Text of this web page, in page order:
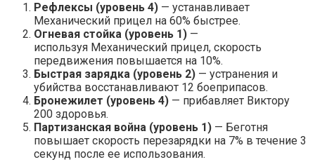
Рефлексы (уровень 4) — устанавливает
Механический прицел на 60% быстрее.
Огневая стойка (уровень 1) —
используя Механический прицел, скорость
передвижения повышается на 10%.
Быстрая зарядка (уровень 2) — устранения и
убийства восстанавливают 12 боеприпасов.
Бронежилет (уровень 4) — прибавляет Виктору
200 здоровья.
Партизанская война (уровень 1) — Беготня
повышает скорость перезарядки на 7% в течение 3
секунд после ее использования.